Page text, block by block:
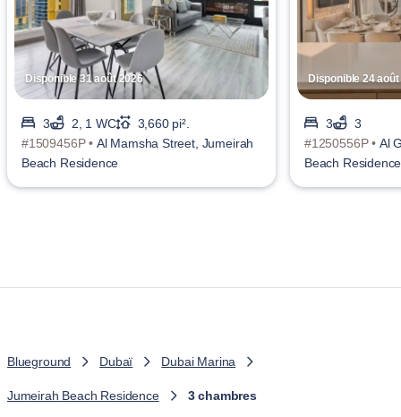
Disponible 31 août 2026
3 2, 1 WC
3,660 pi².
#1509456P • Al Mamsha Street, Jumeirah
Beach Residence
Disponible 24
3
3
#1250556P • Al
Beach Residence
Blueground Dubaï Dubai Marina
Jumeirah Beach Residence 3 chambres